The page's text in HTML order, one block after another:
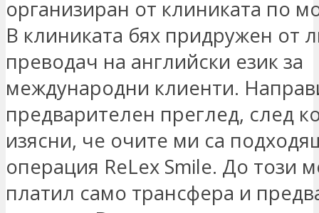
организиран от клиниката по
В клиниката бях придружен от
преводач на английски език за
международни клиенти.
предварителен преглед, след
изясни, че очите ми са
операция ReLex Smile. До този
платил само трансфера и